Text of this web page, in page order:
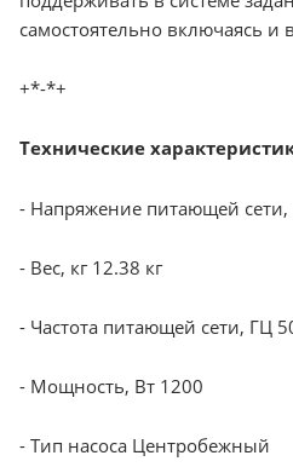
самостоятельно включаясь и
+*-*+
Технические
- Напряжение питающей сети,
- Вес, кг 12.38 кг
- Частота питающей сети, ГЦ
- Мощность, Вт 1200
- Тип насоса Центробежный